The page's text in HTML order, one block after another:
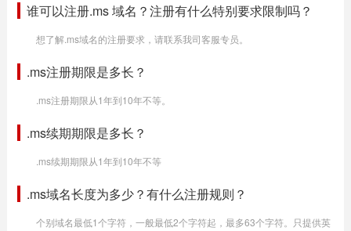
谁可以注册.ms 域名？注册有什么特别要求限制吗？
想了解.ms域名的注册要求，请联系我司客服专员。
.ms注册期限是多长？
.ms注册期限从1年到10年不等。
.ms续期期限是多长？
.ms续期期限从1年到10年不等
.ms域名长度为多少？有什么注册规则？
个别域名最低1个字符，一般最低2个字符起，最多63个字符。只提供英